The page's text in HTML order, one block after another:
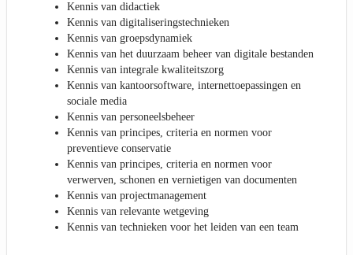
Kennis van didactiek
Kennis van digitaliseringstechnieken
Kennis van groepsdynamiek
Kennis van het duurzaam beheer van digitale bestanden
Kennis van integrale kwaliteitszorg
Kennis van kantoorsoftware, internettoepassingen en
sociale media
Kennis van personeelsbeheer
Kennis van principes, criteria en normen voor
preventieve conservatie
Kennis van principes, criteria en normen voor
verwerven, schonen en vernietigen van documenten
Kennis van projectmanagement
Kennis van relevante wetgeving
Kennis van technieken voor het leiden van een team